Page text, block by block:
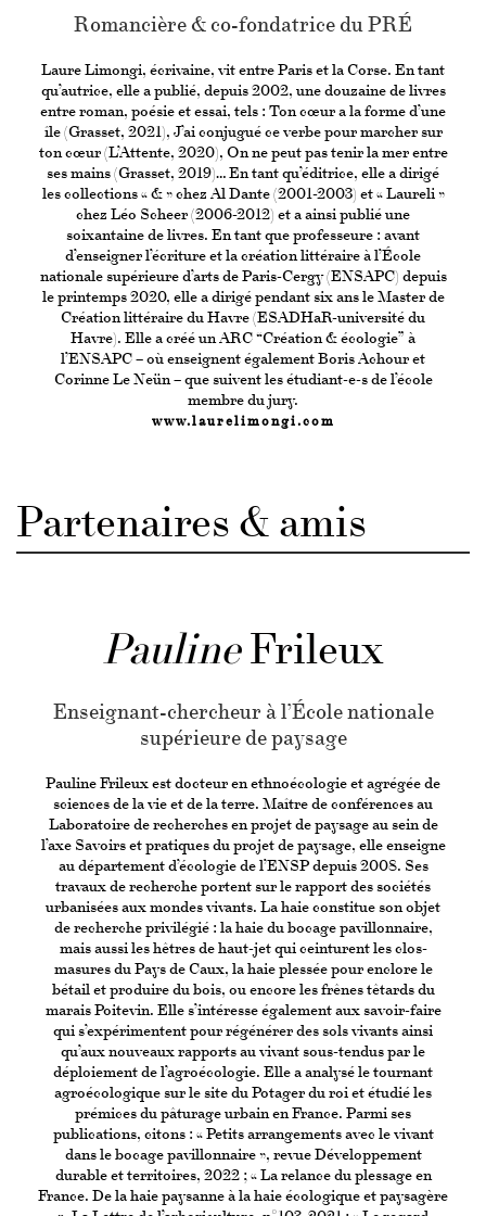
Romancière & co-fondatrice du PRÉ
Laure Limongi, écrivaine, vit entre Paris et la Corse. En tant
qu’autrice, elle a publié, depuis 2002, une douzaine de livres
entre roman, poésie et essai, tels : Ton cœur a la forme d’une
île (Grasset, 2021), J’ai conjugué ce verbe pour marcher sur
ton cœur (L’Attente, 2020), On ne peut pas tenir la mer entre
ses mains (Grasset, 2019)… En tant qu’éditrice, elle a dirigé
les collections « & » chez Al Dante (2001-2003) et « Laureli »
chez Léo Scheer (2006-2012) et a ainsi publié une
soixantaine de livres. En tant que professeure : avant
d’enseigner l’écriture et la création littéraire à l’École
nationale supérieure d’arts de Paris-Cergy (ENSAPC) depuis
le printemps 2020, elle a dirigé pendant six ans le Master de
Création littéraire du Havre (ESADHaR-université du
Havre). Elle a créé un ARC “Création & écologie” à
l’ENSAPC – où enseignent également Boris Achour et
Corinne Le Neün – que suivent les étudiant-e-s de l’école
membre du jury.
www.laurelimongi.com
Partenaires & amis
PaulineFrileux
Enseignant-chercheur à l’École nationale
supérieure de paysage
Pauline Frileux est docteur en ethnoécologie et agrégée de
sciences de la vie et de la terre. Maître de conférences au
Laboratoire de recherches en projet de paysage au sein de
l’axe Savoirs et pratiques du projet de paysage, elle enseigne
au département d’écologie de l’ENSP depuis 2008. Ses
travaux de recherche portent sur le rapport des sociétés
urbanisées aux mondes vivants. La haie constitue son objet
de recherche privilégié : la haie du bocage pavillonnaire,
mais aussi les hêtres de haut-jet qui ceinturent les clos-
masures du Pays de Caux, la haie plessée pour enclore le
bétail et produire du bois, ou encore les frênes têtards du
marais Poitevin. Elle s’intéresse également aux savoir-faire
qui s’expérimentent pour régénérer des sols vivants ainsi
qu’aux nouveaux rapports au vivant sous-tendus par le
déploiement de l’agroécologie. Elle a analysé le tournant
agroécologique sur le site du Potager du roi et étudié les
prémices du pâturage urbain en France. Parmi ses
publications, citons : « Petits arrangements avec le vivant
dans le bocage pavillonnaire », revue Développement
durable et territoires, 2022 ; « La relance du plessage en
France. De la haie paysanne à la haie écologique et paysagère